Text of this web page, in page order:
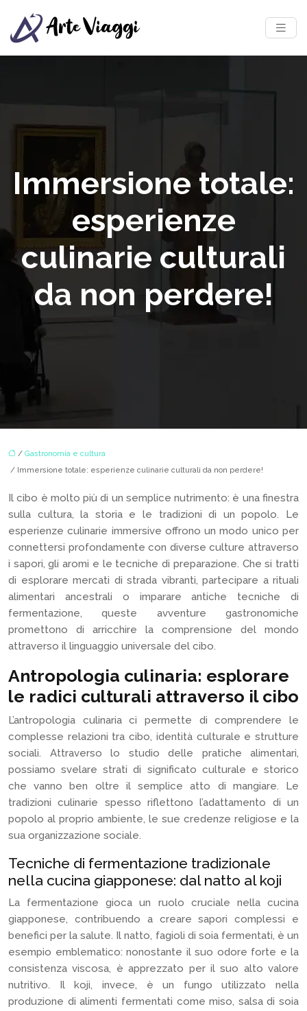
Immersione totale:
esperienze
culinarie culturali
da non perdere!
/ Gastronomia e cultura
/ Immersione totale: esperienze culinarie culturali da non perdere!
Il cibo è molto più di un semplice nutrimento: è una finestra
sulla cultura, la storia e le tradizioni di un popolo. Le
esperienze culinarie immersive offrono un modo unico per
connettersi profondamente con diverse culture attraverso
i sapori, gli aromi e le tecniche di preparazione. Che si tratti
di esplorare mercati di strada vibranti, partecipare a rituali
alimentari ancestrali o imparare antiche tecniche di
fermentazione, queste avventure gastronomiche
promettono di arricchire la comprensione del mondo
attraverso il linguaggio universale del cibo.
Antropologia culinaria: esplorare
le radici culturali attraverso il cibo
L’antropologia culinaria ci permette di comprendere le
complesse relazioni tra cibo, identità culturale e strutture
sociali. Attraverso lo studio delle pratiche alimentari,
possiamo svelare strati di significato culturale e storico
che vanno ben oltre il semplice atto di mangiare. Le
tradizioni culinarie spesso riflettono l’adattamento di un
popolo al proprio ambiente, le sue credenze religiose e la
sua organizzazione sociale.
Tecniche di fermentazione tradizionale
nella cucina giapponese: dal natto al koji
La fermentazione gioca un ruolo cruciale nella cucina
giapponese, contribuendo a creare sapori complessi e
benefici per la salute. Il natto, fagioli di soia fermentati, è un
esempio emblematico: nonostante il suo odore forte e la
consistenza viscosa, è apprezzato per il suo alto valore
nutritivo. Il koji, invece, è un fungo utilizzato nella
produzione di alimenti fermentati come miso, salsa di soia